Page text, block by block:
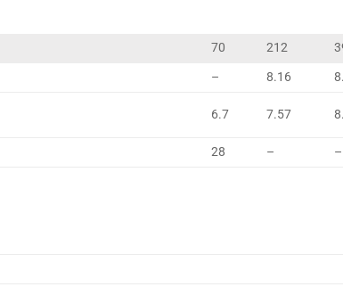
70 212
– 8.16
6.7 7.57
28 – –